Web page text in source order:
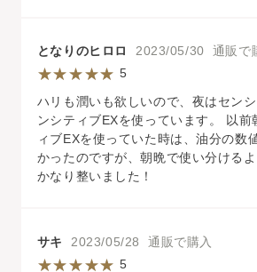
となりのヒロロ 2023/05/30 通販で
5
ハリも潤いも欲しいので、夜はセン
ンシティブEXを使っています。 以前
ィブEXを使っていた時は、油分の数
かったのですが、朝晩で使い分けるよ
かなり整いました！
サキ 2023/05/28 通販で購入
5